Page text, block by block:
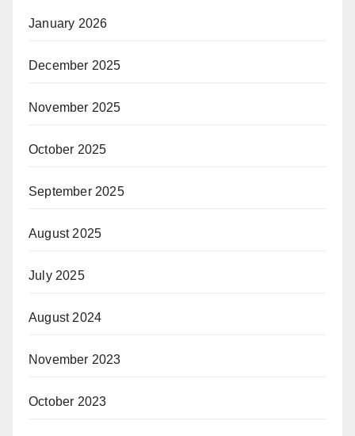
January 2026
December 2025
November 2025
October 2025
September 2025
August 2025
July 2025
August 2024
November 2023
October 2023